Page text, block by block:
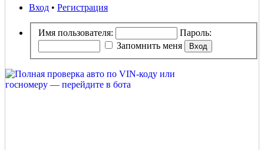
Вход • Регистрация
Имя пользователя:
Пароль:
Запомнить меня